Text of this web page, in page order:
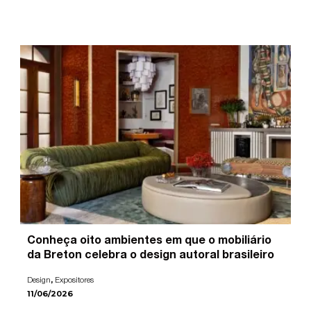
Conheça oito ambientes em que o mobiliário
da Breton celebra o design autoral brasileiro
Design, Expositores
11/06/2026